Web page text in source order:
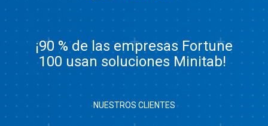
¡90 % de las empresas Fortune
100 usan soluciones Minitab!
NUESTROS CLIENTES